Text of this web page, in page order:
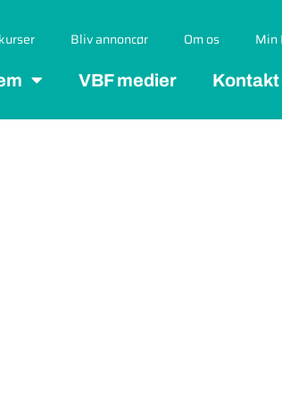
Bliv annoncør Om os Min
VBF medier Kontakt